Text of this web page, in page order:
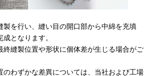
を行い、縫い目の開口部から中綿を充填
となります。
終縫製位置や形状に個体差が生じる場合がご
わずかな差異については、当社および工場